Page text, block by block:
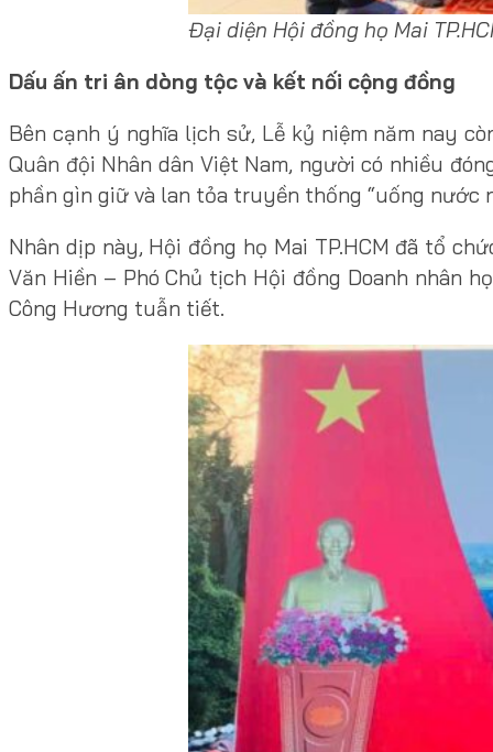
Đại diện Hội đồng họ Mai
Dấu ấn tri ân dòng tộc và kết nối cộng đồng
Bên cạnh ý nghĩa lịch sử, Lễ kỷ niệm năm nay
Quân đội Nhân dân Việt Nam, người có nhiều
phần gìn giữ và lan tỏa truyền thống “uống nước
Nhân dịp này, Hội đồng họ Mai TP.HCM đã tổ
Văn Hiền – Phó Chủ tịch Hội đồng Doanh nhân
Công Hương tuẫn tiết.